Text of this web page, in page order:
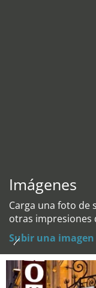
Imágenes
Carga una foto de
otras impresiones
Subir una imagen